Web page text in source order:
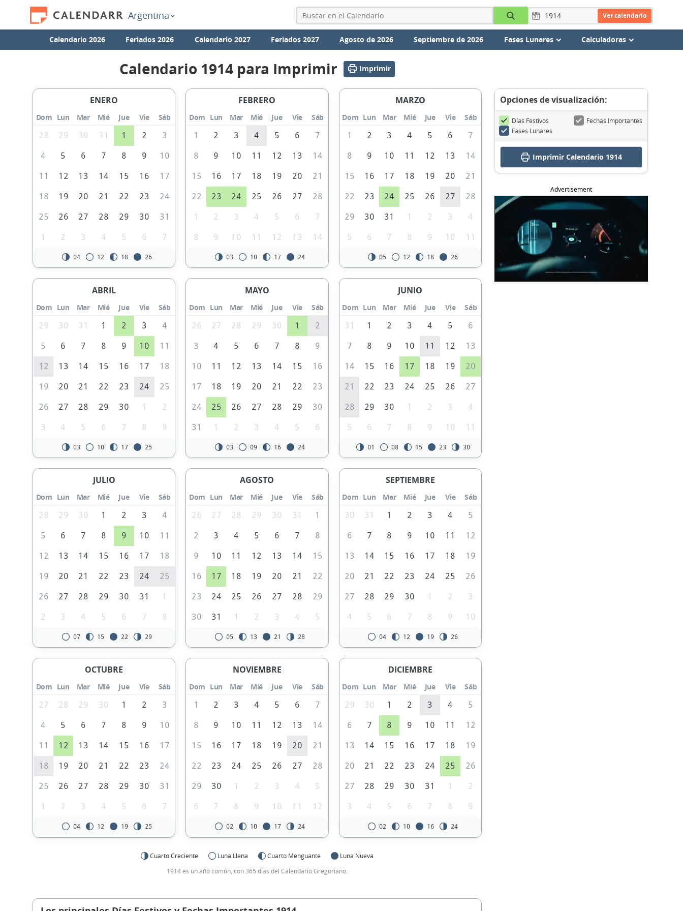
Argentina Ver calendario
Calendario 2026 Feriados 2026 Calendario 2027 Feriados 2027 Agosto de 2026 Septiembre de 2026 Fases Lunares Calculadoras
Calendario 1914 para Imprimir Imprimir
ENERO
Dom Lun Mar Mié Jue Vie
Sáb
28
29 30 31 1 2 3
4 5 6 7 8 9 10
11 12 13 14 15 16 17
18 19 20 21 22 23 24
25 26 27 28 29 30 31
1 2 3 4 5 6 7
04 12 18 26
FEBRERO
Dom Lun Mar Mié Jue Vie
Sáb
1
2 3 4 5 6 7
8 9 10 11 12 13 14
15 16 17 18 19 20 21
22 23 24 25 26 27 28
1 2 3 4 5 6 7
8 9 10 11 12 13 14
03 10 17 24
MARZO
Dom Lun Mar Mié Jue Vie
Sáb
1
2 3 4 5 6 7
8 9 10 11 12 13 14
15 16 17 18 19 20 21
22 23 24 25 26 27 28
29 30 31 1 2 3 4
5 6 7 8 9 10 11
05 12 18 26
ABRIL
Dom Lun Mar Mié Jue Vie
Sáb
29
30 31 1 2 3 4
5 6 7 8 9 10 11
12 13 14 15 16 17 18
19 20 21 22 23 24 25
26 27 28 29 30 1 2
3 4 5 6 7 8 9
03 10 17 25
MAYO
Dom Lun Mar Mié Jue Vie
Sáb
26
27 28 29 30 1 2
3 4 5 6 7 8 9
10 11 12 13 14 15 16
17 18 19 20 21 22 23
24 25 26 27 28 29 30
31 1 2 3 4 5 6
03 09 16 24
JUNIO
Dom Lun Mar Mié Jue Vie
Sáb
31
1 2 3 4 5 6
7 8 9 10 11 12 13
14 15 16 17 18 19 20
21 22 23 24 25 26 27
28 29 30 1 2 3 4
5 6 7 8 9 10 11
01 08 15 23 30
JULIO
Dom Lun Mar Mié Jue Vie
Sáb
28
29 30 1 2 3 4
5 6 7 8 9 10 11
12 13 14 15 16 17 18
19 20 21 22 23 24 25
26 27 28 29 30 31 1
2 3 4 5 6 7 8
07 15 22 29
AGOSTO
Dom Lun Mar Mié Jue Vie
Sáb
26
27 28 29 30 31 1
2 3 4 5 6 7 8
9 10 11 12 13 14 15
16 17 18 19 20 21 22
23 24 25 26 27 28 29
30 31 1 2 3 4 5
05 13 21 28
SEPTIEMBRE
Dom Lun Mar Mié Jue Vie
Sáb
30
31 1 2 3 4 5
6 7 8 9 10 11 12
13 14 15 16 17 18 19
20 21 22 23 24 25 26
27 28 29 30 1 2 3
4 5 6 7 8 9 10
04 12 19 26
OCTUBRE
Dom Lun Mar Mié Jue Vie
Sáb
27
28 29 30 1 2 3
4 5 6 7 8 9 10
11 12 13 14 15 16 17
18 19 20 21 22 23 24
25 26 27 28 29 30 31
1 2 3 4 5 6 7
04 12 19 25
NOVIEMBRE
Dom Lun Mar Mié Jue Vie
Sáb
1
2 3 4 5 6 7
8 9 10 11 12 13 14
15 16 17 18 19 20 21
22 23 24 25 26 27 28
29 30 1 2 3 4 5
6 7 8 9 10 11 12
02 10 17 24
DICIEMBRE
Dom Lun Mar Mié Jue Vie
Sáb
29
30 1 2 3 4 5
6 7 8 9 10 11 12
13 14 15 16 17 18 19
20 21 22 23 24 25 26
27 28 29 30 31 1 2
3 4 5 6 7 8 9
02 10 16 24
Cuarto Creciente Luna Llena Cuarto Menguante
Luna Nueva
1914 es un año común, con 365 días del Calendario Gregoriano.
Opciones de visualización:
Días Festivos
Fechas Importantes
Fases Lunares
ImprimirCalendario 1914
Advertisement